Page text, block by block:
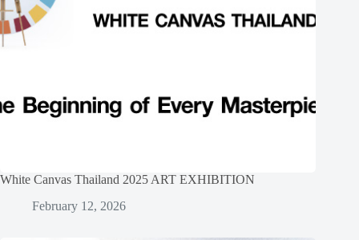
White Canvas Thailand 2025 ART EXHIBITION
February 12, 2026